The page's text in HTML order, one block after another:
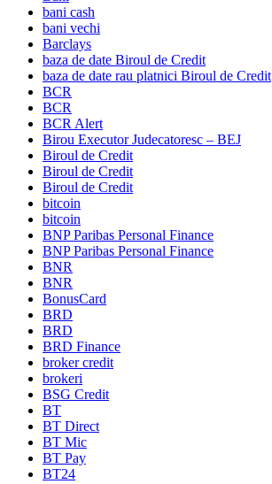
bani cash
bani vechi
Barclays
baza de date Biroul de Credit
baza de date rau platnici Biroul de Credit
BCR
BCR
BCR Alert
Birou Executor Judecatoresc – BEJ
Biroul de Credit
Biroul de Credit
Biroul de Credit
bitcoin
bitcoin
BNP Paribas Personal Finance
BNP Paribas Personal Finance
BNR
BNR
BonusCard
BRD
BRD
BRD Finance
broker credit
brokeri
BSG Credit
BT
BT Direct
BT Mic
BT Pay
BT24